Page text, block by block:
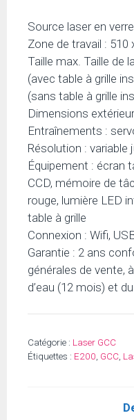
Source laser en
Zone de travail : 510
Taille max. Taille de
(avec table à grille
(sans table à grille
Dimensions
Entraînements :
Résolution : variable
Équipement : écran
CCD, mémoire de
rouge, lumière LED
table à grille
Connexion : Wifi,
Garantie : 2 ans
générales de vente,
d’eau (12 mois) et
Catégorie : Laser GCC
Étiquettes : E200 GCC